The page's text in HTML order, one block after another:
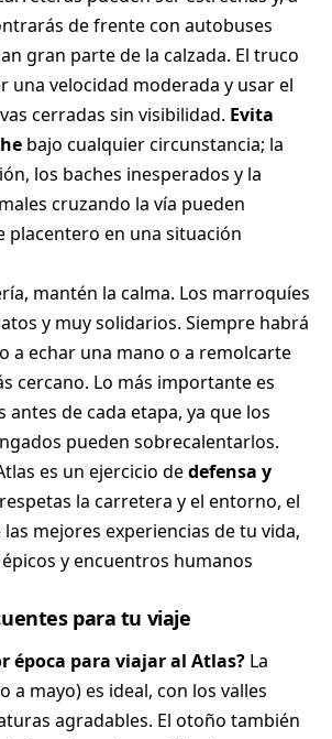
de frente con autobuses
gran parte de la calzada. El truco
una velocidad moderada y usar el
cerradas sin visibilidad. Evita
bajo cualquier circunstancia; la
los baches inesperados y la
cruzando la vía pueden
placentero en una situación
mantén la calma. Los marroquíes
y muy solidarios. Siempre habrá
a echar una mano o a remolcarte
cercano. Lo más importante es
antes de cada etapa, ya que los
pueden sobrecalentarlos.
es un ejercicio dedefensa y
la carretera y el entorno, el
mejores experiencias de tu vida,
y encuentros humanos
para tu viaje
época para viajar al Atlas? La
a mayo) es ideal, con los valles
agradables. El otoño también